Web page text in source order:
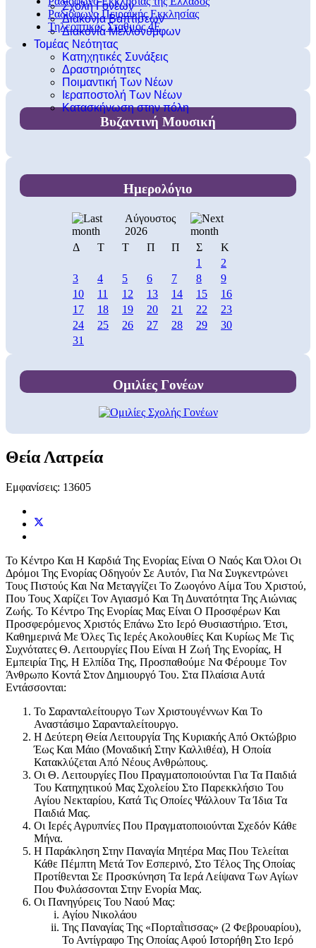
Σχολή Γονέων
Διακονία Βαπτίσεων
Διακονία Μελλονύμφων
Τομέας Νεότητας
Κατηχητικές Συνάξεις
Δραστηριότητες
Ποιμαντική Των Νέων
Ιεραποστολή Των Νέων
Κατασκήνωση στην πόλη
Ραδιόφωνο Πειραϊκής Εκκλησίας
Τηλεοπτικός Σταθμός 4Ε
Βυζαντινή Μουσική
Ημερολόγιο
Αύγουστος
2026
Δ
Τ Τ Π Π Σ
Κ
1
2
3
4 5 6 7 8
9
10
11 12 13 14 15
16
17
18 19 20 21 22
23
24
25 26 27 28 29
30
31
Ομιλίες Γονέων
Θεία Λατρεία
Εμφανίσεις: 13605
Το Κέντρο Και Η Καρδιά Της Ενορίας Είναι Ο Ναός Και Όλοι Οι
Δρόμοι Της Ενορίας Οδηγούν Σε Αυτόν, Για Να Συγκεντρώνει
Τους Πιστούς Και Να Μεταγγίζει Το Ζωογόνο Αίμα Του Χριστού,
Που Τους Χαρίζει Τον Αγιασμό Και Τη Δυνατότητα Της Αιώνιας
Ζωής. Το Κέντρο Της Ενορίας Μας Είναι Ο Προσφέρων Και
Προσφερόμενος Χριστός Επάνω Στο Ιερό Θυσιαστήριο. Έτσι,
Καθημερινά Με Όλες Τις Ιερές Ακολουθίες Και Κυρίως Με Τις
Συχνότατες Θ. Λειτουργίες Που Είναι Η Ζωή Της Ενορίας, Η
Εμπειρία Της, Η Ελπίδα Της, Προσπαθούμε Να Φέρουμε Τον
Άνθρωπο Κοντά Στον Δημιουργό Του. Στα Πλαίσια Αυτά
Εντάσσονται:
Το Σαρανταλείτουργο Των Χριστουγέννων Και Το
Αναστάσιμο Σαρανταλείτουργο.
Η Δεύτερη Θεία Λειτουργία Της Κυριακής Από Οκτώβριο
Έως Και Μάιο (Μοναδική Στην Καλλιθέα), Η Οποία
Κατακλύζεται Από Νέους Ανθρώπους.
Οι Θ. Λειτουργίες Που Πραγματοποιούνται Για Τα Παιδιά
Του Κατηχητικού Μας Σχολείου Στο Παρεκκλήσιο Του
Αγίου Νεκταρίου, Κατά Τις Οποίες Ψάλλουν Τα Ίδια Τα
Παιδιά Μας.
Οι Ιερές Αγρυπνίες Που Πραγματοποιούνται Σχεδόν Κάθε
Μήνα.
Η Παράκληση Στην Παναγία Μητέρα Μας Που Τελείται
Κάθε Πέμπτη Μετά Τον Εσπερινό, Στο Τέλος Της Οποίας
Προτίθενται Σε Προσκύνηση Τα Ιερά Λείψανα Των Αγίων
Που Φυλάσσονται Στην Ενορία Μας.
Οι Πανηγύρεις Του Ναού Μας:
Αγίου Νικολάου
Της Παναγίας Της «Πορταῒτισσας» (2 Φεβρουαρίου),
Το Αντίγραφο Της Οποίας Αφού Ιστορήθη Στο Ιερό